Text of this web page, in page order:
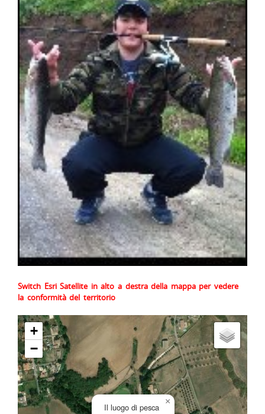
Switch Esri Satellite in alto a destra della mappa per vedere
la conformità del territorio
Il luogo di pesca
×
+
−